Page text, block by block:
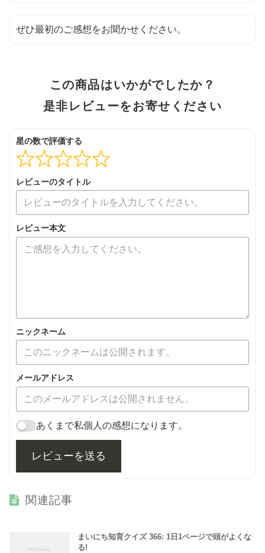
ぜひ最初のご感想をお聞かせください。
この商品はいかがでしたか？
是非レビューをお寄せください
星の数で評価する
レビューのタイトル
レビュー本文
ニックネーム
メールアドレス
あくまで私個人の感想になります。
レビューを送る
関連記事
まいにち知育クイズ 366: 1日1ページで頭がよくな
る!